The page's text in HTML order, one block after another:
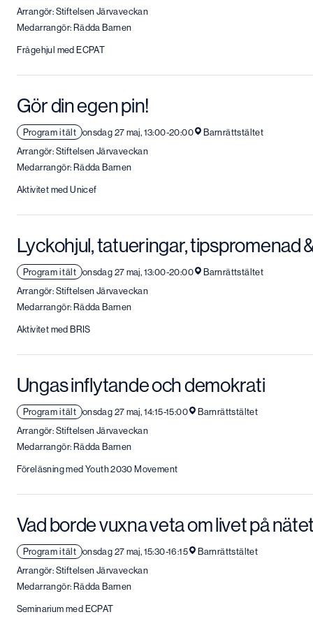
Arrangör: Stiftelsen Järvaveckan
Medarrangör: Rädda Barnen
Frågehjul med ECPAT
Gör din egen pin!
Program i tält onsdag 27 maj, 13:00-20:00
Barnrättstältet
Arrangör: Stiftelsen Järvaveckan
Medarrangör: Rädda Barnen
Aktivitet med Unicef
Lyckohjul, tatueringar, tipspromenad
Program i tält onsdag 27 maj, 13:00-20:00
Barnrättstältet
Arrangör: Stiftelsen Järvaveckan
Medarrangör: Rädda Barnen
Aktivitet med BRIS
Ungas inflytande och demokrati
Program i tält onsdag 27 maj, 14:15-15:00
Barnrättstältet
Arrangör: Stiftelsen Järvaveckan
Medarrangör: Rädda Barnen
Föreläsning med Youth 2030 Movement
Vad borde vuxna veta om livet på
Program i tält onsdag 27 maj, 15:30-16:15
Barnrättstältet
Arrangör: Stiftelsen Järvaveckan
Medarrangör: Rädda Barnen
Seminarium med ECPAT